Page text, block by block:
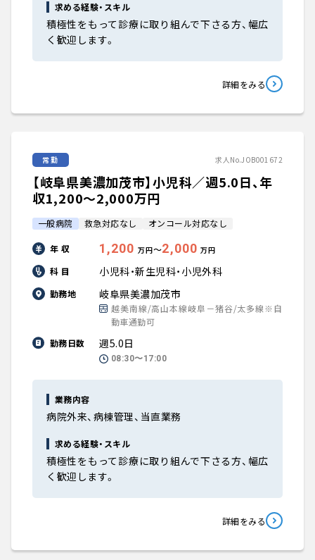
求める経験・スキル
積極性をもって診療に取り組んで下さる方、幅広
く歓迎します。
詳細をみる
常勤 求人No.JOB001672
【岐阜県美濃加茂市】小児科／週5.0日、年
収1,200〜2,000万円
一般病院 救急対応なし オンコール対応なし
年 収 1,200 万円〜2,000 万円
科 目 小児科・新生児科・小児外科
勤務地 岐阜県美濃加茂市
越美南線/高山本線岐阜－猪谷/太多線※自
動車通勤可
勤務日数
週5.0日
08:30〜17:00
業務内容
病院外来、病棟管理、当直業務
求める経験・スキル
積極性をもって診療に取り組んで下さる方、幅広
く歓迎します。
詳細をみる